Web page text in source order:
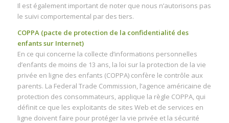
Il est également important de noter que nous n’autorisons pas
le suivi comportemental par des tiers.
COPPA (pacte de protection de la confidentialité des
enfants sur Internet)
En ce qui concerne la collecte d’informations personnelles
d’enfants de moins de 13 ans, la loi sur la protection de la vie
privée en ligne des enfants (COPPA) confère le contrôle aux
parents. La Federal Trade Commission, l’agence américaine de
protection des consommateurs, applique la règle COPPA, qui
définit ce que les exploitants de sites Web et de services en
ligne doivent faire pour protéger la vie privée et la sécurité